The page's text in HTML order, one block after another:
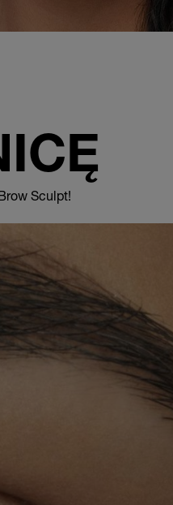
Sculpt!